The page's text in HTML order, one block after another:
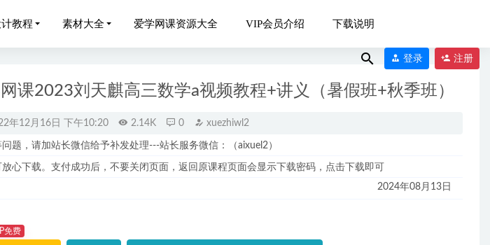
教程 素材大全 爱学网课资源大全 VIP会员介绍 下载说明
登录 注册
课2023刘天麒高三数学a视频教程+讲义（暑假班+秋季班）
年12月16日 下午10:20 2.14K 0 xuezhiwl2
题，请加站长微信给予补发处理---站长服务微信：（aixuel2）
放心下载。支付成功后，不要关闭页面，返回原课程页面会显示下载密码，点击下载即可
2024年08月13日
免费
视频教程+讲义+中考复习专题 2022-10-09
教程
高考物理二三轮复习教程春季班